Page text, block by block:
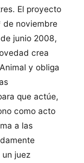
El proyecto
noviembre
junio 2008,
crea
y obliga
que actúe,
como acto
a las
juez